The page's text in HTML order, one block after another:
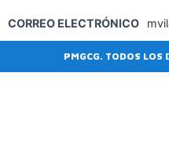
CORREO ELECTRÓNICO
PMGCG. TODOS LOS